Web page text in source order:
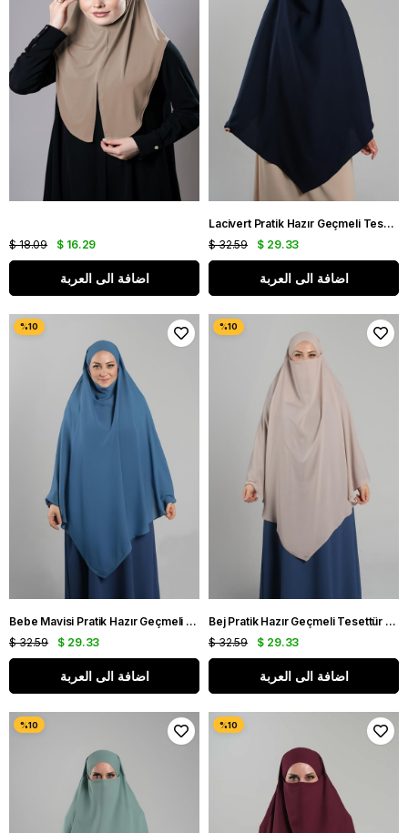
$ 16.29
$ 18.09
اضافة الى العربة
Lacivert Pratik Hazır Geçmeli Tesettür Eşarp Krep Bağcıklı Çift Katlı Sufle Hijab 2314_02
$ 29.33
$ 32.59
اضافة الى العربة
Bebe Mavisi Pratik Hazır Geçmeli Tesettür Eşarp Krep Bağcıklı Çift Katlı Sufle Hijab 2314_11
$ 29.33
$ 32.59
اضافة الى العربة
Bej Pratik Hazır Geçmeli Tesettür Eşarp Krep Bağcıklı Çift Katlı Sufle Hijab 2314_12
$ 29.33
$ 32.59
اضافة الى العربة